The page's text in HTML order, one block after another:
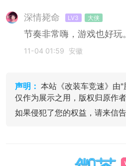
深情毙命 LV3 大侠
节奏非常嗨，游戏也好玩
11-04 01:59 安徽
声明： 本站《改装车竞速》由"
仅作为展示之用，版权归原作
如果侵犯了您的权益，请来信